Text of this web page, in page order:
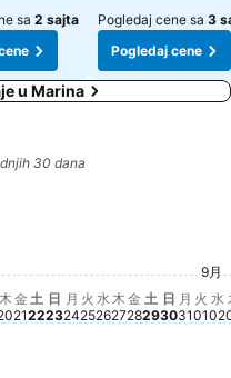
sa 2 sajta
Pogledaj cene sa 3
Pogledaj cene
u Marina
30 dana
16
, 8月 19
€
木 金, 8月 21
Cena nije dostupna za
金
21
土
22
日
23
月
24
火
25
水, 8月 26
275 €
水
26
木
27
金, 8月 28
275 €
金
28
土
29
日, 8月
Cena
日
30
月, 8
275
月
31
火,
9月
火
01
水
02